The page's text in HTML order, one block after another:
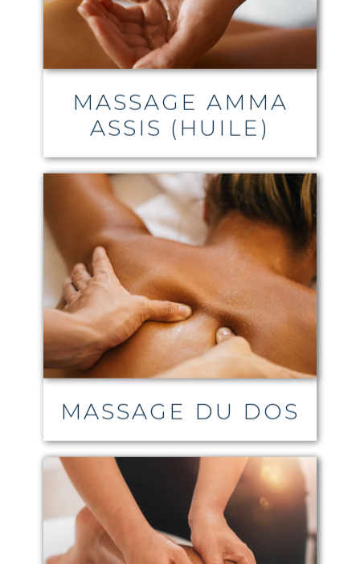
MASSAGE AMMA
ASSIS (HUILE)
MASSAGE DU DOS